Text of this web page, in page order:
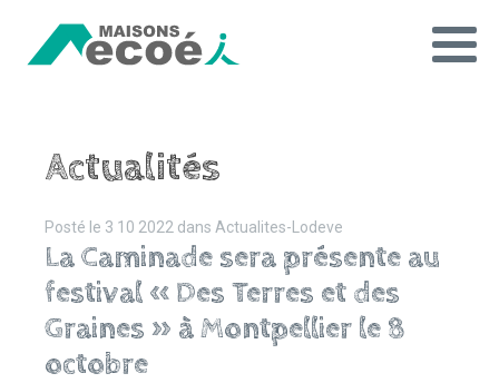
Actualités
Posté le 3 10 2022 dans Actualites-Lodeve
La Caminade sera présente au
festival « Des Terres et des
Graines » à Montpellier le 8
octobre